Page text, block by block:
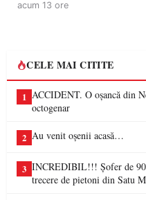
acum 13 ore
CELE MAI CITITE
1 ACCIDENT. O oșancă din
octogenar
2 Au venit oșenii acasă…
3 INCREDIBIL!!! Șofer de 90
trecere de pietoni din Satu